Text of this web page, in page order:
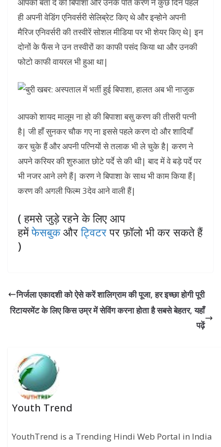
आपको बता दे की बिपाशा और उनके पति करण ने कुछ दिन पहले
ही अपनी वेडिंग एनिवर्सरी सेलिब्रेट किए थे और इन्होने अपनी
मैरिज एनिवर्सरी की तस्वीरें सोशल मीडिया पर भी शेयर किए थे| इन
दोनों के फैंस ने उन तस्वीरों का काफी पसंद किया था और उनकी
फोटो काफी वायरल भी हुआ था|
आपको शायद मालूम ना हो की बिपाशा बसु करण की तीसरी पत्नी
है| जी हाँ सुनकर चौक गए ना इससे पहले करण दो और शादियाँ
कर चुके हैं और अपनी पत्नियों से तलाक भी ले चुके है| करण ने
अपने करियर की शुरुआत छोटे पर्दे से की थी| बाद में वे बड़े पर्दे पर
भी नजर आने लगे हैं| करण ने बिपाशा के साथ भी काम किया हैं|
करण की अगली फिल्म 3देव आने वाली हैं|
( हमसे जुड़े रहने के लिए आप
हमेंफेसबुकऔरट्विटरपर फ़ॉलो भी कर सकते हैं
)
निर्जला एकादशी को ऐसे करें शालिग्राम की पूजा, हर इच्छा होगी पूरी
रिटायरमेंट के लिए किस उम्र में सेविंग करना होता है सबसे बेहतर, यहाँ
पढ़ें
Youth Trend
YouthTrend is a Trending Hindi Web Portal in India